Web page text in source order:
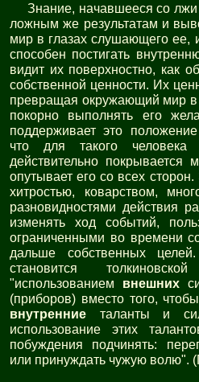
Знание, начавшееся со лжи
ложным же результатам и
мир в глазах слушающего ее,
способен постигать
видит их поверхностно, как
собственной ценности. Их
превращая окружающий мир
покорно выполнять его
поддерживает это
что для такого
действительно покрывается
опутывает его со всех
хитростью, коварством,
разновидностями действия
изменять ход событий,
ограниченными во времени
дальше собственных
становится
"использованием внешних
(приборов) вместо того,
внутренние таланты и
использование этих
побуждения подчинять:
или принуждать чужую волю".